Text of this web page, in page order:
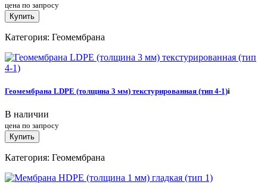
цена по запросу
Купить
Категория: Геомембрана
Геомембрана LDPE (толщина 3 мм) текстурированная (тип 4-1)i
В наличии
цена по запросу
Купить
Категория: Геомембрана